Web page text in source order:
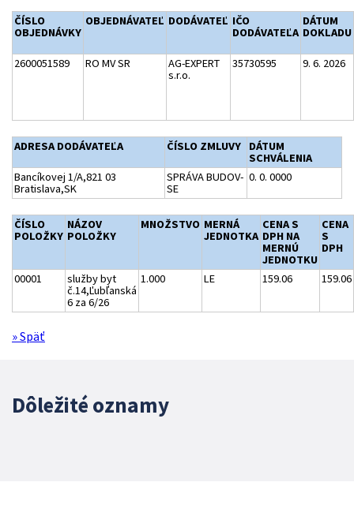
ČÍSLO
OBJEDNÁVKY
OBJEDNÁVATEĽ DODÁVATEĽ IČO
DODÁVATEĽA
DÁTUM
DOKLADU
2600051589 RO MV SR
AG-EXPERT
s.r.o.
35730595 9. 6. 2026
ADRESA DODÁVATEĽA ČÍSLO ZMLUVY
DÁTUM
SCHVÁLENIA
Bancíkovej 1/A,821 03
Bratislava,SK
SPRÁVA BUDOV-
SE
0. 0. 0000
ČÍSLO
POLOŽKY
NÁZOV
POLOŽKY
MNOŽSTVO MERNÁ
JEDNOTKA
CENA S
DPH NA
MERNÚ
JEDNOTKU
CENA
S
DPH
00001
služby byt
č.14,Ľubľanská
6 za 6/26
1.000 LE 159.06 159.06
» Späť
Dôležité oznamy